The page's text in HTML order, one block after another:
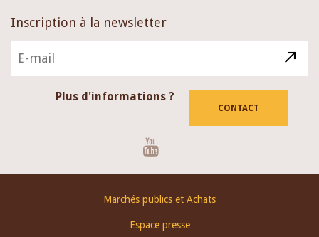
Inscription à la newsletter
Plus d'informations ?
CONTACT
Marchés publics et Achats
Espace presse